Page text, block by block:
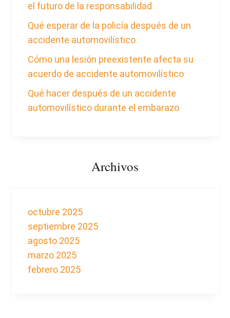
el futuro de la responsabilidad
Qué esperar de la policía después de un
accidente automovilístico
Cómo una lesión preexistente afecta su
acuerdo de accidente automovilístico
Qué hacer después de un accidente
automovilístico durante el embarazo
Archivos
octubre 2025
septiembre 2025
agosto 2025
marzo 2025
febrero 2025